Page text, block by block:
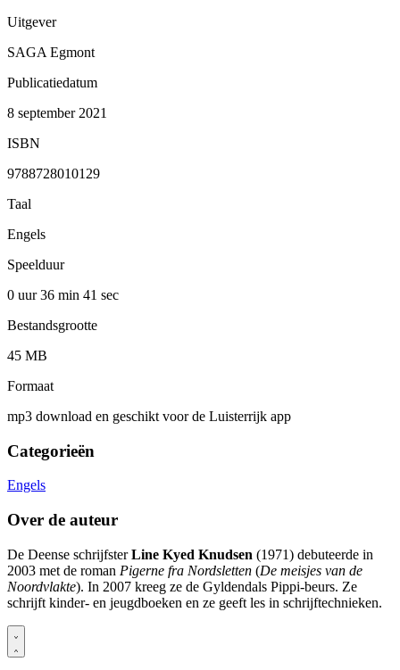
Uitgever
SAGA Egmont
Publicatiedatum
8 september 2021
ISBN
9788728010129
Taal
Engels
Speelduur
0 uur 36 min 41 sec
Bestandsgrootte
45 MB
Formaat
mp3 download en geschikt voor de Luisterrijk app
Categorieën
Engels
Over de auteur
De Deense schrijfsterLine Kyed Knudsen (1971) debuteerde in
2003 met de roman Pigerne fra Nordsletten (De meisjes van de
Noordvlakte). In 2007 kreeg ze de Gyldendals Pippi-beurs. Ze
schrijft kinder- en jeugdboeken en ze geeft les in schrijftechnieken.